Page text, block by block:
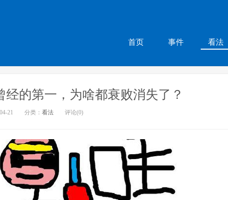
首页 事件 看法
经的第一，为啥都衰败消失了？
21 分类： 看法 评论(0)